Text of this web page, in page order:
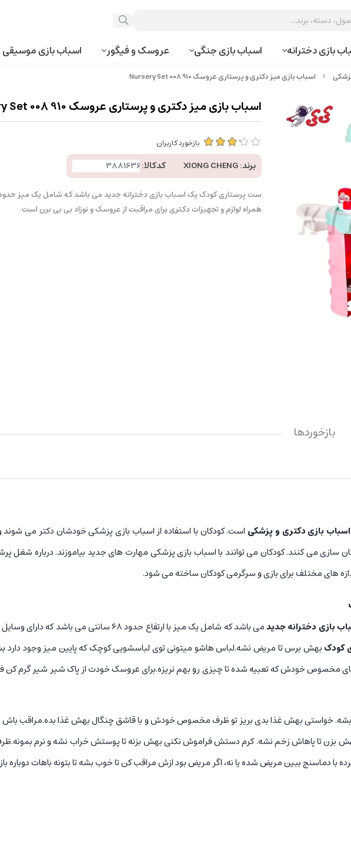
بازی دخترانه اسباب بازی جنگی عروسک و فیگور اسباب بازی موسیقی
اسباب بازی میز دکتری و پرستاری عروسک Nursery Set 008 910
اسباب بازی میز دکتری و پرستاری عروسک Nursery Set 008 910
بازخورد کاربران
برند:XIONG CHENG کدکالا:
همراه لوازم و تجهیزات دکتری برای مراقبت از عروسک و نوزاد بی بی برن است.
بازخوردها
اسباب بازی دکتری و پزشکی است. کودکان با استفاده از اسباب بازی پزشکی خودشان دکتر می شوند
می کنند. کودکان می توانند با اسباب بازی پزشکی مهارت های جدید بیاموزند. درباره شغل
های مختلف برای بازی و سرگرمی کودکان ساخته می شود.
بازی دخترانه جدید
می باشد که شامل یک میز با ارتفاع حدود ۶۸
کودکبهش برس تا مریض نشه.لباس هاشو میتونی توی لباسشویی کوچک که پایین میز وجود دارد
مخصوص خودش که تعبیه شده تا چیزی رو بهم نریزه.برای عروسک خودت از پاک شیر شیر گرم کن
بشه. خواستی بهش غذا بدی بریز تو ظرف مخصوص خودش و با قاشق چنگال بهش غذا بده.مراقب
بزن تا پاهاش زخم نشه. کرم دستش فراموش نکنی بهش بزنه تا پوستش خراب نشه و نرم
دماسنج ببین مریض شده یا نه، اگر مریض بود ازش مراقب کن تا خوب بشه تا بتونه باهات دوباره